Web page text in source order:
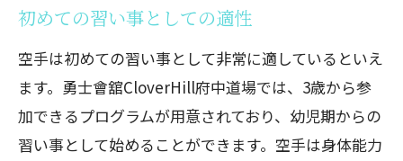
初めての習い事としての適性
空手は初めての習い事として非常に適しているといえ
ます。勇士會舘CloverHill府中道場では、3歳から参
加できるプログラムが用意されており、幼児期からの
習い事として始めることができます。空手は身体能力